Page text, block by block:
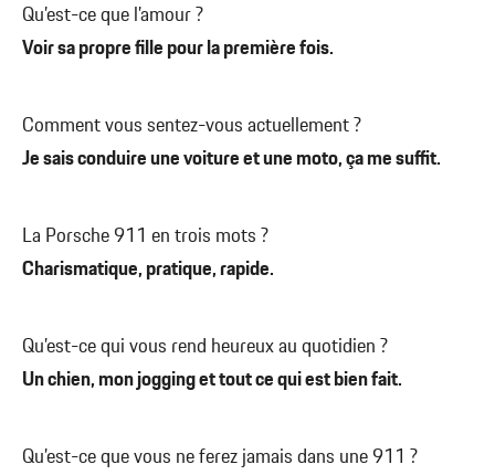
Qu’est-ce que l’amour ?
Voir sa propre fille pour la première fois.
Comment vous sentez-vous actuellement ?
Je sais conduire une voiture et une moto, ça me suffit.
La Porsche 911 en trois mots ?
Charismatique, pratique, rapide.
Qu’est-ce qui vous rend heureux au quotidien ?
Un chien, mon jogging et tout ce qui est bien fait.
Qu’est-ce que vous ne ferez jamais dans une 911 ?